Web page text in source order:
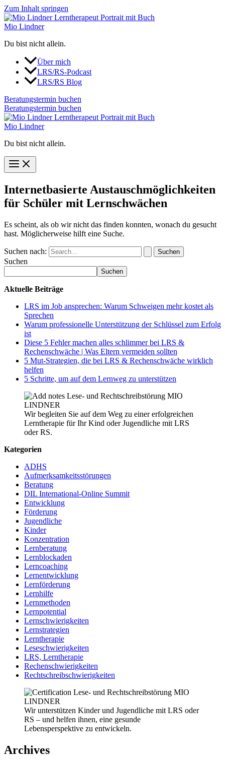
Zum Inhalt springen
Mio Lindner
Du bist nicht allein.
Über mich
LRS/RS-Podcast
LRS/RS Blog
Beratungstermin buchen
Beratungstermin buchen
Mio Lindner
Du bist nicht allein.
Internetbasierte Austauschmöglichkeiten
für Schüler mit Lernschwächen
Es scheint, als ob wir nicht das finden konnten, wonach du gesucht
hast. Möglicherweise hilft eine Suche.
Suchen nach:
Suchen
Suchen
Aktuelle Beiträge
LRS im Job ansprechen: Warum Schweigen mehr kostet als
Sprechen
Warum professionelle Unterstützung der Schlüssel zum Erfolg
ist
Diese 5 Fehler machen alles schlimmer bei LRS &
Rechenschwäche | Was Eltern vermeiden sollten
5 Mut-Strategien, die bei LRS & Rechenschwäche wirklich
helfen
5 Schritte, um auf dem Lernweg zu unterstützen
Wir begleiten Sie auf dem Weg zu einer erfolgreichen
Lerntherapie für Ihr Kind oder Jugendliche mit LRS
oder RS.
Kategorien
ADHS
Aufmerksamkeitsstörungen
Beratung
DIL International-Online Summit
Entwicklung
Förderung
Jugendliche
Kinder
Konzentration
Lernberatung
Lernblockaden
Lerncoaching
Lernentwicklung
Lernförderung
Lernhilfe
Lernmethoden
Lernpotential
Lernschwierigkeiten
Lernstrategien
Lerntherapie
Leseschwierigkeiten
LRS, Lerntherapie
Rechenschwierigkeiten
Rechtschreibschwierigkeiten
Wir unterstützen Kinder und Jugendliche mit LRS oder
RS – und helfen ihnen, eine gesunde
Lebensperspektive zu entwickeln.
Archives